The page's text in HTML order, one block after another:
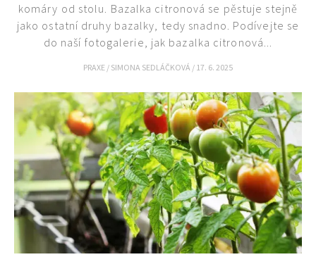
komáry od stolu. Bazalka citronová se pěstuje stejně
jako ostatní druhy bazalky, tedy snadno. Podívejte se
do naší fotogalerie, jak bazalka citronová...
PRAXE / SIMONA SEDLÁČKOVÁ / 17. 6. 2025